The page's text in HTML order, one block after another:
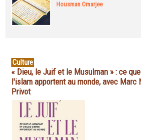
Housman Omarjee
Culture
« Dieu, le Juif et le Musulman » : ce
l'islam apportent au monde, avec Marc
Privot